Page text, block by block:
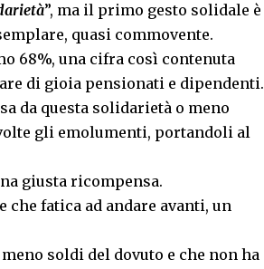
”, ma il primo gesto solidale è
quasi commovente.
68%, una cifra così contenuta
di gioia pensionati e dipendenti.
da questa solidarietà o meno
gli emolumenti, portandoli al
giusta ricompensa.
che fatica ad andare avanti, un
soldi del dovuto e che non ha